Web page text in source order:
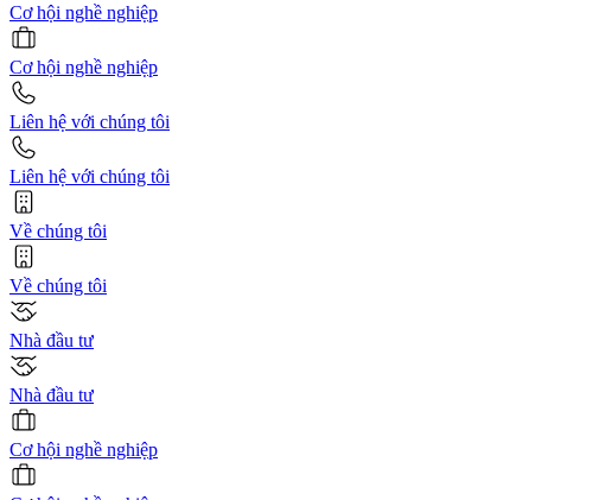
Cơ hội nghề nghiệp
Cơ hội nghề nghiệp
Liên hệ với chúng tôi
Liên hệ với chúng tôi
Về chúng tôi
Về chúng tôi
Nhà đầu tư
Nhà đầu tư
Cơ hội nghề nghiệp